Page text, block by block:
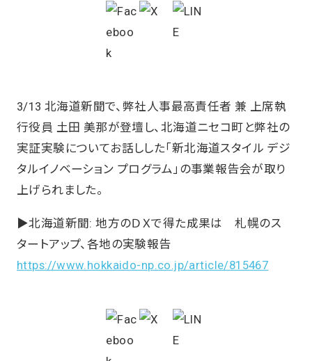
3/13 北海道新聞で、弊社人事最高責任者 兼 上席執
行役員 土田 美那が登壇し、北海道ニセコ町と弊社の
実証実験についてお話しした「新北海道スタイル デジ
タルイノベーション プログラム」の事業報告会が取り
上げられました。
▶️北海道新聞: 地方のＤＸで得た成果は 札幌のス
タートアップ、各地の実験報告
https://www.hokkaido-np.co.jp/article/815467